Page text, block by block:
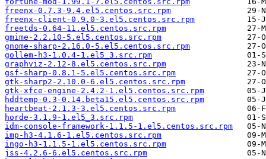
freenx-0.7.3-9.4.el5.centos.src.rpm
freenx-client-0.9.0-3.el5.centos.src.rpm
freetds-0.64-11.el5.centos.src.rpm
gmime-2.2.10-5.el5.centos.src.rpm
gnome-sharp-2.16.0-5.el5.centos.src.rpm
gollem-h3-1.0.4-1.el5_3.src.rpm
graphviz-2.12-8.el5.centos.src.rpm
gsf-sharp-0.8.1-5.el5.centos.src.rpm
gtk-sharp2-2.10.0-6.el5.centos.src.rpm
gtk-xfce-engine-2.4.2-1.el5.centos.src.rpm
hddtemp-0.3-0.14.beta15.el5.centos.src.rpm
heartbeat-2.1.3-3.el5.centos.src.rpm
horde-3.1.9-1.el5_3.src.rpm
idm-console-framework-1.1.5-1.el5.centos.src.rpm
imp-h3-4.1.6-1.el5.centos.src.rpm
ingo-h3-1.1.5-1.el5.centos.src.rpm
jss-4.2.6-6.el5.centos.src.rpm